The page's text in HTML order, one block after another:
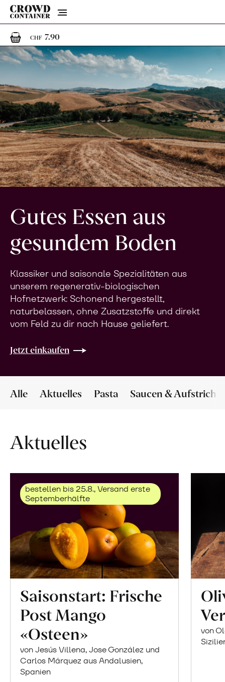
Menu
CHF 7.901 Artikel im Warenkorb
Gutes Essen aus
gesundem Boden
Klassiker und saisonale Spezialitäten aus
unserem regenerativ-biologischen
Hofnetzwerk: Schonend hergestellt,
naturbelassen, ohne Zusatzstoffe und direkt
vom Feld zu dir nach Hause geliefert.
Jetzt einkaufen
Alle Aktuelles Pasta Saucen & Aufstriche
Aktuelles
bestellen bis 25.8., Versand erste
Septemberhälfte
Saisonstart: Frische
Post Mango
«Osteen»
von Jesús Villena, Jose González und
Carlos Márquez aus Andalusien,
Spanien
von